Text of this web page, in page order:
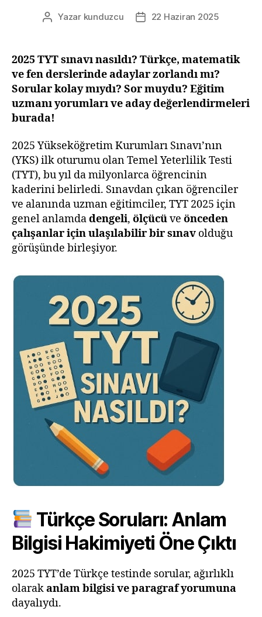
Yazının
Yazar kunduzcu
Yazı22 Haziran 2025
2025 TYT sınavı nasıldı? Türkçe, matematik
ve fen derslerinde adaylar zorlandı mı?
Sorular kolay mıydı? Sor muydu? Eğitim
uzmanı yorumları ve aday değerlendirmeleri
burada!
2025 Yükseköğretim Kurumları Sınavı’nın
(YKS) ilk oturumu olan Temel Yeterlilik Testi
(TYT), bu yıl da milyonlarca öğrencinin
kaderini belirledi. Sınavdan çıkan öğrenciler
ve alanında uzman eğitimciler, TYT 2025 için
genel anlamdadengeli, ölçücüve önceden
çalışanlar için ulaşılabilir bir sınav olduğu
görüşünde birleşiyor.
Türkçe Soruları: Anlam
Bilgisi Hakimiyeti Öne Çıktı
2025 TYT’de Türkçe testinde sorular, ağırlıklı
olarakanlam bilgisi ve paragraf yorumuna
dayalıydı.